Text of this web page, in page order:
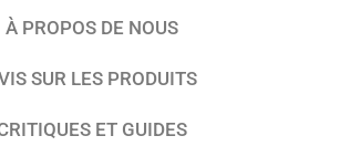
À PROPOS DE NOUS
SUR LES PRODUITS
ET GUIDES